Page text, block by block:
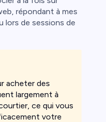
répondant à mes
lors de sessions de
acheter des
largement à
ce qui vous
votre